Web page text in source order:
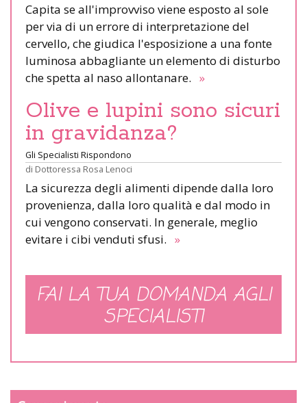
Capita se all'improvviso viene esposto al sole
per via di un errore di interpretazione del
cervello, che giudica l'esposizione a una fonte
luminosa abbagliante un elemento di disturbo
che spetta al naso allontanare. »
Olive e lupini sono sicuri
in gravidanza?
Gli Specialisti Rispondono
di Dottoressa Rosa Lenoci
La sicurezza degli alimenti dipende dalla loro
provenienza, dalla loro qualità e dal modo in
cui vengono conservati. In generale, meglio
evitare i cibi venduti sfusi. »
FAI LA TUA DOMANDA AGLI
SPECIALISTI